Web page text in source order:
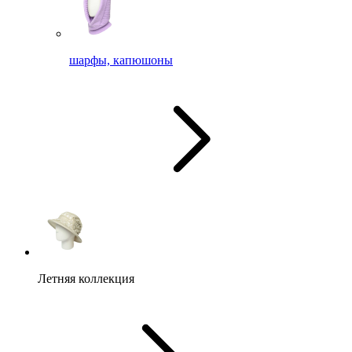
шарфы, капюшоны
Летняя коллекция